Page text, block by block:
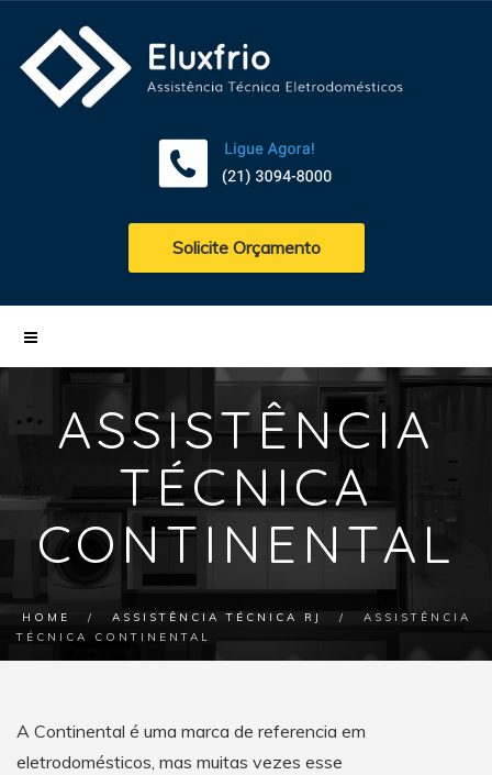
Solicite Orçamento
ASSISTÊNCIA
TÉCNICA
CONTINENTAL
HOME / ASSISTÊNCIA TÉCNICA RJ /
ASSISTÊNCIA
TÉCNICA CONTINENTAL
A Continental é uma marca de referencia em
eletrodomésticos, mas muitas vezes esse